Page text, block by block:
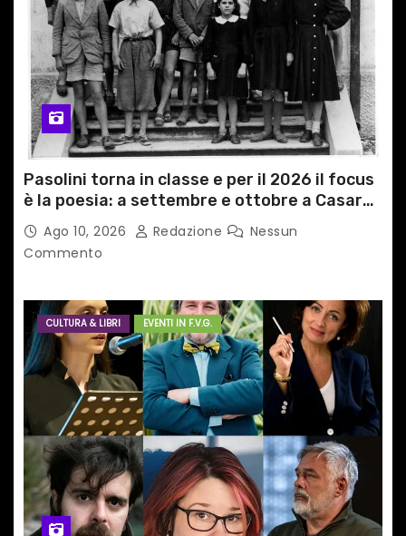
Pasolini torna in classe e per il 2026 il focus
è la poesia: a settembre e ottobre a Casarsa
(Pn) l’originale percorso per docenti delle
scuole medie e superiori
Ago 10, 2026 Redazione
Nessun
Commento
CULTURA & LIBRI EVENTI IN F.V.G.